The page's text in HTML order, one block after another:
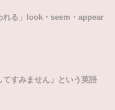
れる」look・seem・appear
すみません」という英語